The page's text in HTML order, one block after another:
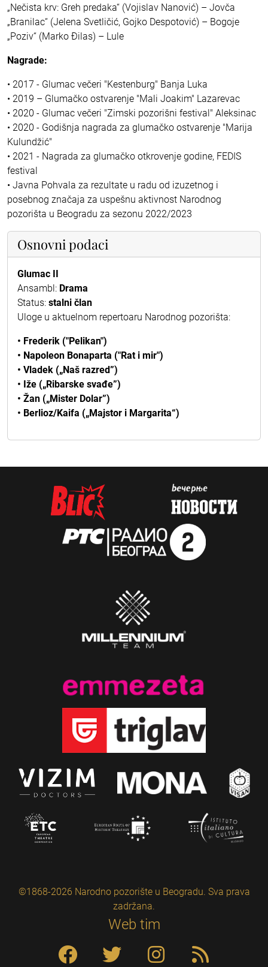
„Nečista krv: Greh predaka“ (Vojislav Nanović) – Jovča
„Branilac“ (Jelena Svetličić, Gojko Despotović) – Bogoje
„Poziv“ (Marko Đilas) – Lule
Nagrade:
• 2017 - Glumac večeri "Kestenburg" Banja Luka
• 2019 – Glumačko ostvarenje "Mali Joakim" Lazarevac
• 2020 - Glumac večeri "Zimski pozorišni festival" Aleksinac
• 2020 - Godišnja nagrada za glumačko ostvarenje "Marija
Kulundžić"
• 2021 - Nagrada za glumačko otkrovenje godine, FEDIS
festival
• Javna Pohvala za rezultate u radu od izuzetnog i
posebnog značaja za uspešnu aktivnost Narodnog
pozorišta u Beogradu za sezonu 2022/2023
Osnovni podaci
Glumac II
Ansambl: Drama
Status: stalni član
Uloge u aktuelnom repertoaru Narodnog pozorišta:
• Frederik ("Pelikan")
• Napoleon Bonaparta ("Rat i mir")
• Vladek („Naš razred”)
• Iže („Ribarske svađe”)
• Žan („Mister Dolar”)
• Berlioz/Kaifa („Majstor i Margarita“)
©1868-2026 Narodno pozorište u Beogradu. Sva prava
zadržana.
Web tim